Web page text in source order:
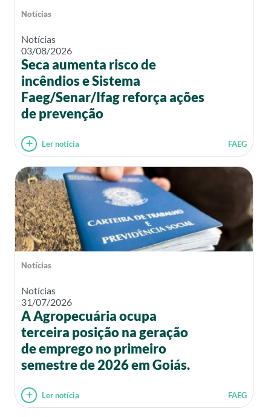
Notícias
Notícias
03/08/2026
Seca aumenta risco de
incêndios e Sistema
Faeg/Senar/Ifag reforça ações
de prevenção
Ler notícia FAEG
Notícias
Notícias
31/07/2026
A Agropecuária ocupa
terceira posição na geração
de emprego no primeiro
semestre de 2026 em Goiás.
Ler notícia FAEG